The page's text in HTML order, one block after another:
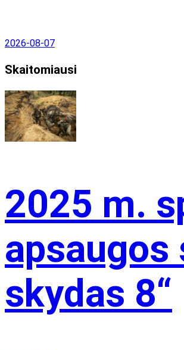
2026-08-07
Skaitomiausi
2025 m.
apsaugos
skydas 8“